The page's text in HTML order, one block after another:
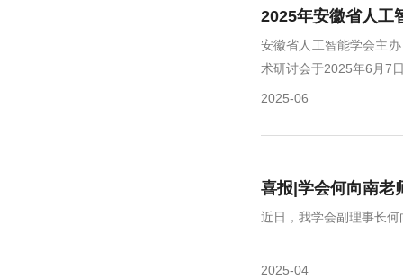
2025年安徽省人工
安徽省人工智能学会主
术研讨会于2025年6月7
2025-06
喜报|学会何向南老
近日，我学会副理事长
2025-04